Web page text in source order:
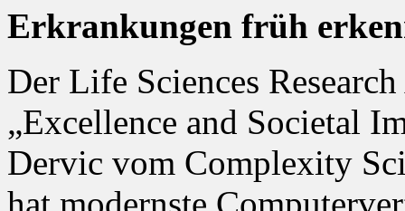
Erkrankungen früh
Der Life Sciences
„Excellence and Societal
Dervic vom Complexity